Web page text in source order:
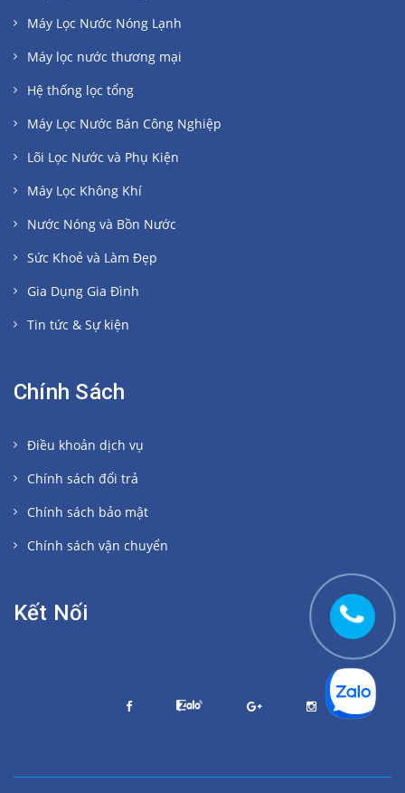
Máy Lọc Nước Nóng Lạnh
Máy lọc nước thương mại
Hệ thống lọc tổng
Máy Lọc Nước Bán Công Nghiệp
Lõi Lọc Nước và Phụ Kiện
Máy Lọc Không Khí
Nước Nóng và Bồn Nước
Sức Khoẻ và Làm Đẹp
Gia Dụng Gia Đình
Tin tức & Sự kiện
Chính Sách
Điều khoản dịch vụ
Chính sách đổi trả
Chính sách bảo mật
Chính sách vận chuyển
Kết Nối